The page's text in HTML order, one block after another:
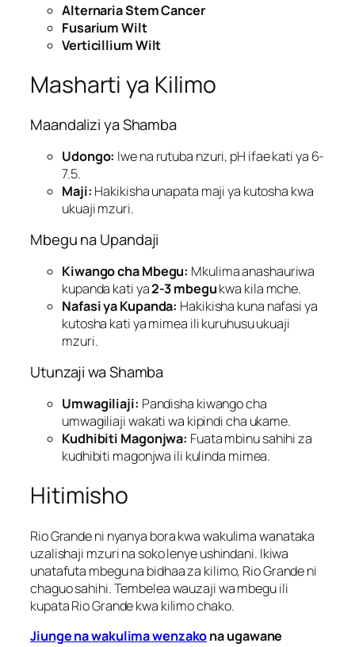
Alternaria Stem Cancer
Fusarium Wilt
Verticillium Wilt
Masharti ya Kilimo
Maandalizi ya Shamba
Udongo: Iwe na rutuba nzuri, pH ifae kati ya 6-
7.5.
Maji: Hakikisha unapata maji ya kutosha kwa
ukuaji mzuri.
Mbegu na Upandaji
Kiwango cha Mbegu: Mkulima anashauriwa
kupanda kati ya2-3 mbegukwa kila mche.
Nafasi ya Kupanda: Hakikisha kuna nafasi ya
kutosha kati ya mimea ili kuruhusu ukuaji
mzuri.
Utunzaji wa Shamba
Umwagiliaji: Pandisha kiwango cha
umwagiliaji wakati wa kipindi cha ukame.
Kudhibiti Magonjwa: Fuata mbinu sahihi za
kudhibiti magonjwa ili kulinda mimea.
Hitimisho
Rio Grande ni nyanya bora kwa wakulima wanataka
uzalishaji mzuri na soko lenye ushindani. Ikiwa
unatafuta mbegu na bidhaa za kilimo, Rio Grande ni
chaguo sahihi. Tembelea wauzaji wa mbegu ili
kupata Rio Grande kwa kilimo chako.
Jiunge na wakulima wenzakona ugawane